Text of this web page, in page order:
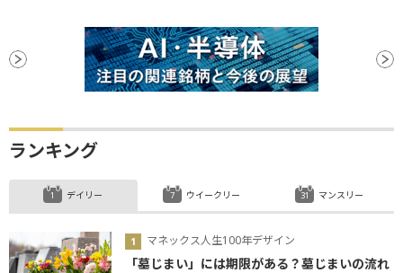
ランキング
デイリー
マネックス人生100年デザイン
「墓じまい」には期限がある？墓じまいの流れ
ウイークリー マンスリー